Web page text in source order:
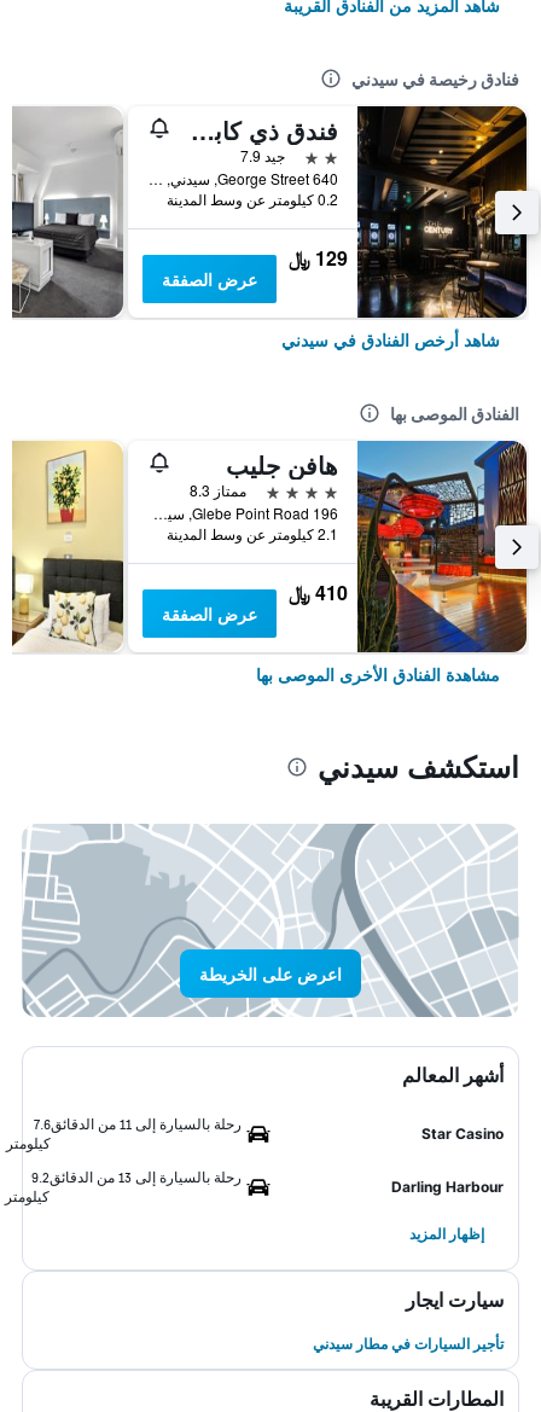
شاهد المزيد من الفنادق القريبة
فنادق رخيصة في سيدني
فندق ذي كابسول
2 نجمتين
جيد 7.9
640 George Street, سيدني, NSW, أستراليا
0.2 كيلومتر عن وسط المدينة
129 ﷼
عرض الصفقة
شاهد أرخص الفنادق في سيدني
الفنادق الموصى بها
هافن جليب
4 نجوم
ممتاز 8.3
196 Glebe Point Road, سيدني, NSW, أستراليا
2.1 كيلومتر عن وسط المدينة
410 ﷼
عرض الصفقة
مشاهدة الفنادق الأخرى الموصى بها
استكشف سيدني
اعرض على الخريطة
أشهر المعالم
Star Casino
رحلة بالسيارة إلى 11 من الدقائق
7.6
كيلومتر
Darling Harbour
رحلة بالسيارة إلى 13 من الدقائق
9.2
كيلومتر
إظهار المزيد
سيارت ايجار
تأجير السيارات في مطار سيدني
المطارات القريبة